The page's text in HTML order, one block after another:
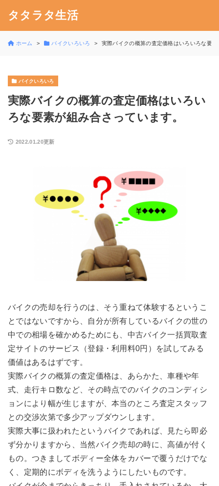
タタラタ生活
ホーム バイクいろいろ 実際バイクの概算の査定価格はいろいろな要
バイクいろいろ
実際バイクの概算の査定価格はいろい
ろな要素が組み合さっています。
2022.01.20更新
バイクの売却を行うのは、そう重ねて体験するというこ
とではないですから、自分が所有しているバイクの世の
中での相場を確かめるためにも、中古バイク一括買取査
定サイトのサービス（登録・利用料0円）を試してみる
価値はあるはずです。
実際バイクの概算の査定価格は、あらかた、車種や年
式、走行キロ数など、その時点でのバイクのコンディシ
ョンにより幅が生じますが、本当のところ査定スタッフ
との交渉次第で多少アップダウンします。
実際大事に扱われたというバイクであれば、見たら即必
ず分かりますから、当然バイク売却の時に、高値が付く
もの。つきましてボディー全体をカバーで覆うだけでな
く、定期的にボディを洗うようにしたいものです。